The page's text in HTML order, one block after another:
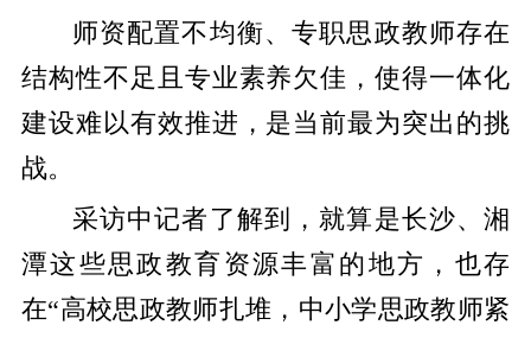
师资配置不均衡、专职思政教师存在
结构性不足且专业素养欠佳，使得一体化
建设难以有效推进，是当前最为突出的挑
战。
采访中记者了解到，就算是长沙、湘
潭这些思政教育资源丰富的地方，也存
在“高校思政教师扎堆，中小学思政教师紧